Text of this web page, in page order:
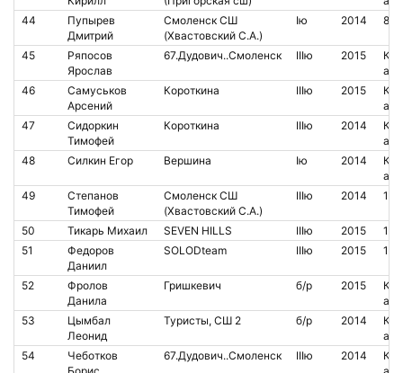
44
Пупырев
Дмитрий
Смоленск СШ
(Хвастовский С.А.)
Iю 2014
45
Ряпосов
Ярослав
67.Дудович..Смоленск IIIю 2015
46
Самуськов
Арсений
Короткина IIIю 2015
47
Сидоркин
Тимофей
Короткина IIIю 2014
48
Силкин Егор Вершина Iю 2014
49
Степанов
Тимофей
Смоленск СШ
(Хвастовский С.А.)
IIIю 2014
50 Тикарь Михаил SEVEN HILLS IIIю 2015
51
Федоров
Даниил
SOLODteam IIIю 2015
52
Фролов
Данила
Гришкевич б/р 2015
53
Цымбал
Леонид
Туристы, СШ 2 б/р 2014
54
Чеботков
67.Дудович..Смоленск IIIю 2014